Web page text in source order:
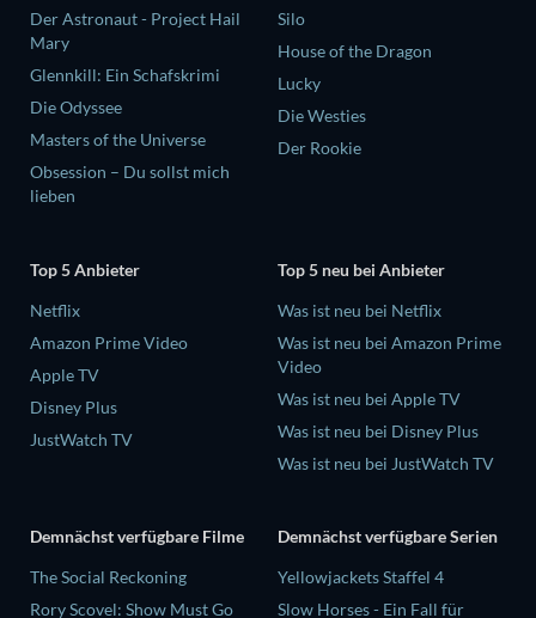
Der Astronaut - Project Hail
Mary
Glennkill: Ein Schafskrimi
Die Odyssee
Masters of the Universe
Obsession – Du sollst mich
lieben
Silo
House of the Dragon
Lucky
Die Westies
Der Rookie
Top 5 Anbieter
Netflix
Amazon Prime Video
Apple TV
Disney Plus
JustWatch TV
Top 5 neu bei Anbieter
Was ist neu bei Netflix
Was ist neu bei Amazon Prime
Video
Was ist neu bei Apple TV
Was ist neu bei Disney Plus
Was ist neu bei JustWatch TV
Demnächst verfügbare Filme
The Social Reckoning
Rory Scovel: Show Must Go
Demnächst verfügbare Serien
Yellowjackets Staffel 4
Slow Horses - Ein Fall für